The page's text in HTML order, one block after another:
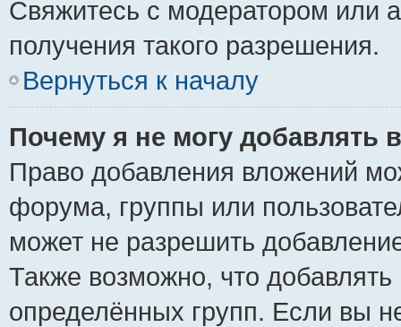
Свяжитесь с модератором или
получения такого разрешения.
Вернуться к началу
Почему я не могу добавлять
Право добавления вложений
форума, группы или
может не разрешить
Также возможно, что
определённых групп. Если вы